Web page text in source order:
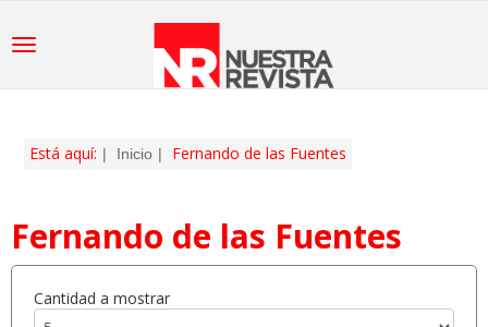
Está aquí: Inicio Fernando de las Fuentes
Fernando de las Fuentes
Cantidad a mostrar